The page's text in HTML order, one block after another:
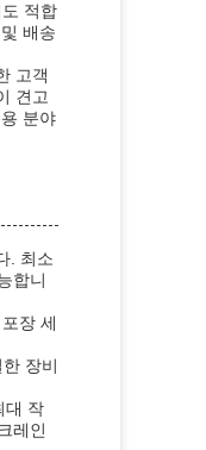
적합
배송
고객
견고
분야
. 최소
합니
장 세
장비
대 작
레인